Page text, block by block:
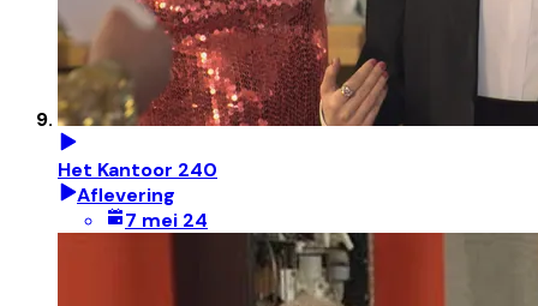
Het Kantoor 240
Aflevering
7 mei 24